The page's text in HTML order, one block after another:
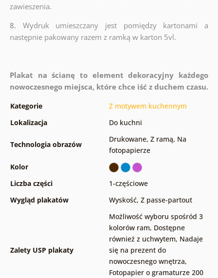
zawieszenia.
8. Wydruk umieszczany jest pomiędzy kartonami a
następnie pakowany razem z ramką w karton 5vl.
Plakat na ścianę to element dekoracyjny każdego
nowoczesnego miejsca, które chce iść z duchem czasu.
Kategorie
Z motywem kuchennym
Lokalizacja
Do kuchni
Technologia obrazów
Drukowane, Z ramą, Na
fotopapierze
Kolor
Liczba części
1-częściowe
Wygląd plakatów
Wyskość, Z passe-partout
Zalety USP plakaty
Możliwość wyboru spośród 3
kolorów ram, Dostępne
również z uchwytem, Nadaje
się na prezent do
nowoczesnego wnętrza,
Fotopapier o gramaturze 200